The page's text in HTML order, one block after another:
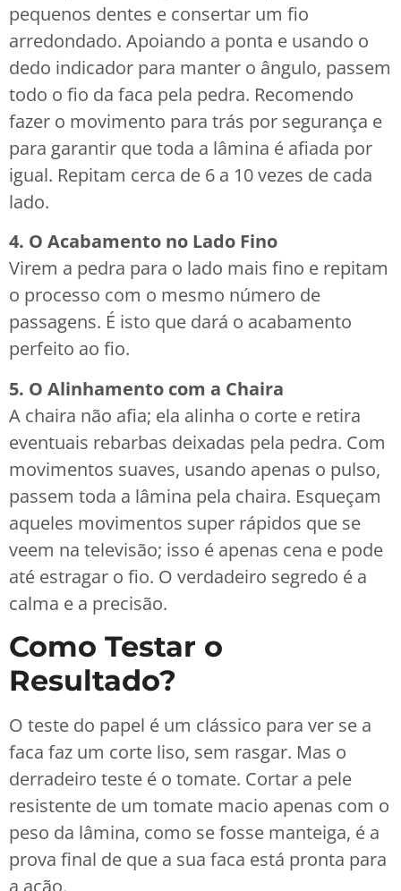
pequenos dentes e consertar um fio
arredondado. Apoiando a ponta e usando o
dedo indicador para manter o ângulo, passem
todo o fio da faca pela pedra. Recomendo
fazer o movimento para trás por segurança e
para garantir que toda a lâmina é afiada por
igual. Repitam cerca de 6 a 10 vezes de cada
lado.
4. O Acabamento no Lado Fino
Virem a pedra para o lado mais fino e repitam
o processo com o mesmo número de
passagens. É isto que dará o acabamento
perfeito ao fio.
5. O Alinhamento com a Chaira
A chaira não afia; ela alinha o corte e retira
eventuais rebarbas deixadas pela pedra. Com
movimentos suaves, usando apenas o pulso,
passem toda a lâmina pela chaira. Esqueçam
aqueles movimentos super rápidos que se
veem na televisão; isso é apenas cena e pode
até estragar o fio. O verdadeiro segredo é a
calma e a precisão.
Como Testar o
Resultado?
O teste do papel é um clássico para ver se a
faca faz um corte liso, sem rasgar. Mas o
derradeiro teste é o tomate. Cortar a pele
resistente de um tomate macio apenas com o
peso da lâmina, como se fosse manteiga, é a
prova final de que a sua faca está pronta para
a ação.